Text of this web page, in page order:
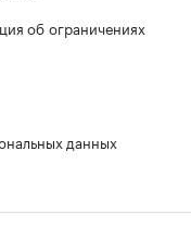
об ограничениях
данных